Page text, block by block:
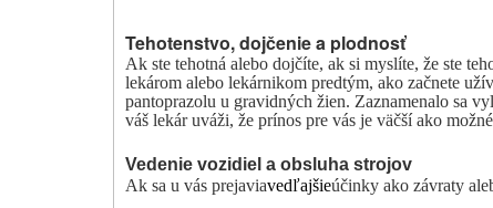
Tehotenstvo, dojčenie a plodnosť
Ak ste tehotná alebo dojčíte, ak si myslíte, že ste
lekárom alebo lekárnikom predtým, ako začnete
pantoprazolu u gravidných žien. Zaznamenalo sa
váš lekár uváži, že prínos pre vás je väčší ako
Vedenie vozidiel a obsluha strojov
Ak sa u vás prejaviavedľajšieúčinky ako závraty